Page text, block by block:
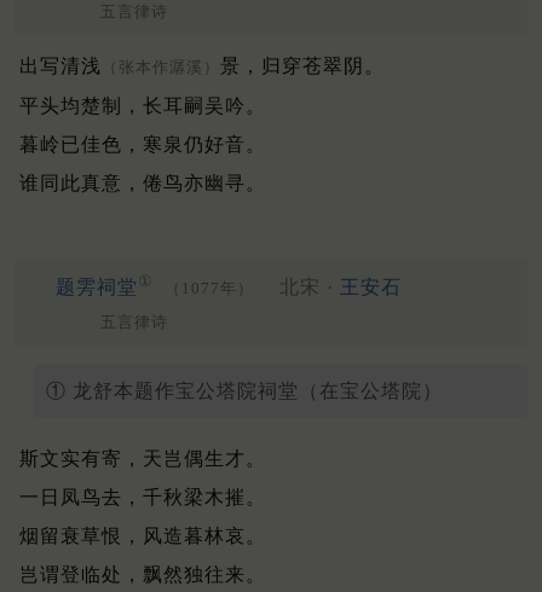
五言律诗
出写清浅 （张本作潺溪） 景，归穿苍翠阴。
平头均楚制，长耳嗣吴吟。
暮岭已佳色，寒泉仍好音。
谁同此真意，倦鸟亦幽寻。
题雱祠堂 ① （1077年） 北宋 · 王安石
五言律诗
① 龙舒本题作宝公塔院祠堂（在宝公塔院）
斯文实有寄，天岂偶生才。
一日凤鸟去，千秋梁木摧。
烟留衰草恨，风造暮林哀。
岂谓登临处，飘然独往来。